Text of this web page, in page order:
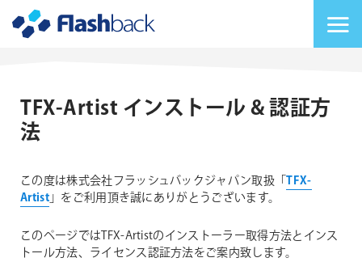
TFX-Artist インストール & 認証方
法
この度は株式会社フラッシュバックジャパン取扱「TFX-
Artist」をご利用頂き誠にありがとうございます。
このページではTFX-Artistのインストーラー取得方法とインス
トール方法、ライセンス認証方法をご案内致します。